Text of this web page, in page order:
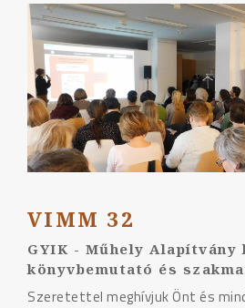
VIMM 32
GYIK - Műhely Alapítvány
könyvbemutató és
Szeretettel meghívjuk Önt és